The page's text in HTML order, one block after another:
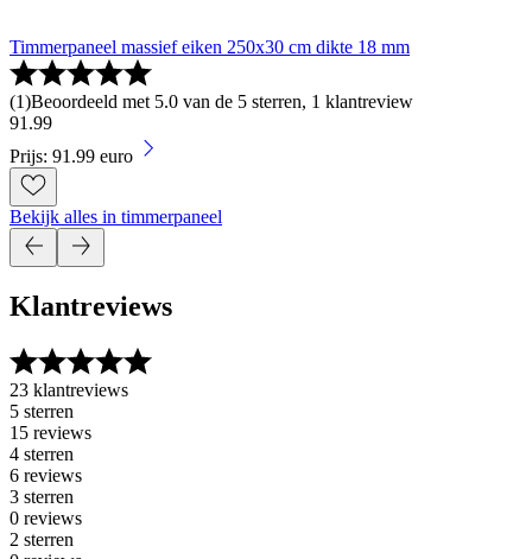
Timmerpaneel massief eiken 250x30 cm dikte 18 mm
(1)Beoordeeld met 5.0 van de 5 sterren, 1 klantreview
91.99
Prijs: 91.99 euro
Bekijk alles in timmerpaneel
Klantreviews
23 klantreviews
5 sterren
15 reviews
4 sterren
6 reviews
3 sterren
0 reviews
2 sterren